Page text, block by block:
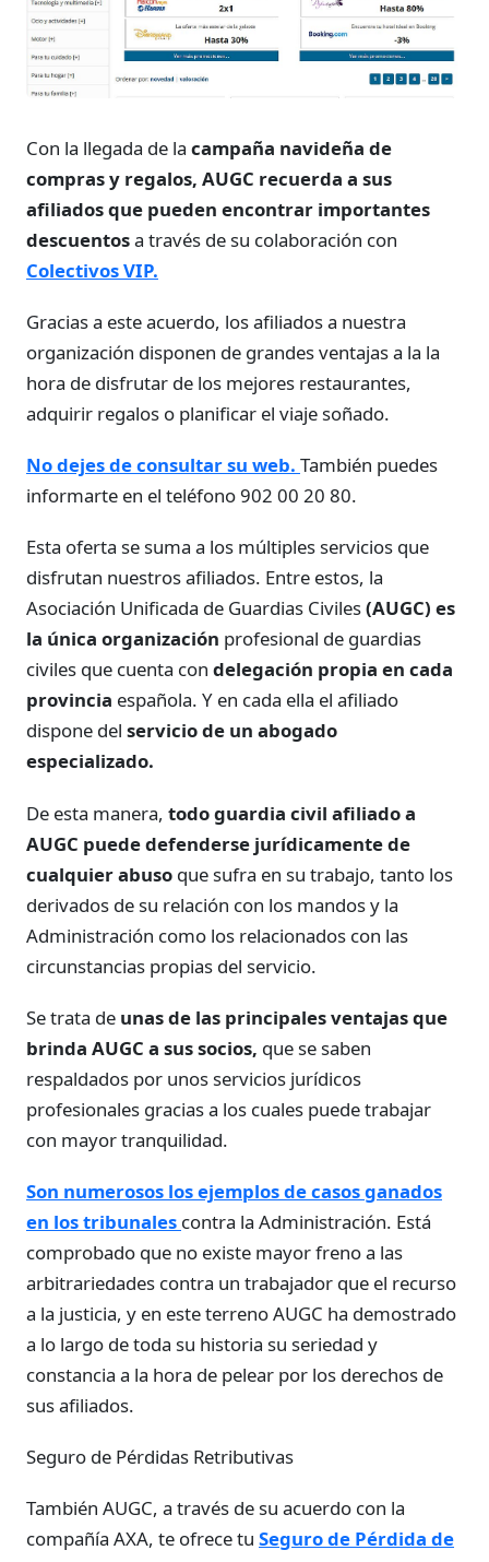
Con la llegada de la campaña navideña de
compras y regalos, AUGC recuerda a sus
afiliados que pueden encontrar importantes
descuentosa través de su colaboración con
Colectivos VIP.
Gracias a este acuerdo, los afiliados a nuestra
organización disponen de grandes ventajas a la la
hora de disfrutar de los mejores restaurantes,
adquirir regalos o planificar el viaje soñado.
No dejes de consultar su web. También puedes
informarte en el teléfono 902 00 20 80.
Esta oferta se suma a los múltiples servicios que
disfrutan nuestros afiliados. Entre estos, la
Asociación Unificada de Guardias Civiles(AUGC) es
la única organización profesional de guardias
civiles que cuenta con delegación propia en cada
provincia española. Y en cada ella el afiliado
dispone del servicio de un abogado
especializado.
De esta manera, todo guardia civil afiliado a
AUGC puede defenderse jurídicamente de
cualquier abuso que sufra en su trabajo, tanto los
derivados de su relación con los mandos y la
Administración como los relacionados con las
circunstancias propias del servicio.
Se trata de unas de las principales ventajas que
brinda AUGC a sus socios, que se saben
respaldados por unos servicios jurídicos
profesionales gracias a los cuales puede trabajar
con mayor tranquilidad.
Son numerosos los ejemplos de casos ganados
en los tribunales contra la Administración. Está
comprobado que no existe mayor freno a las
arbitrariedades contra un trabajador que el recurso
a la justicia, y en este terreno AUGC ha demostrado
a lo largo de toda su historia su seriedad y
constancia a la hora de pelear por los derechos de
sus afiliados.
Seguro de Pérdidas Retributivas
También AUGC, a través de su acuerdo con la
compañía AXA, te ofrece tu Seguro de Pérdida de